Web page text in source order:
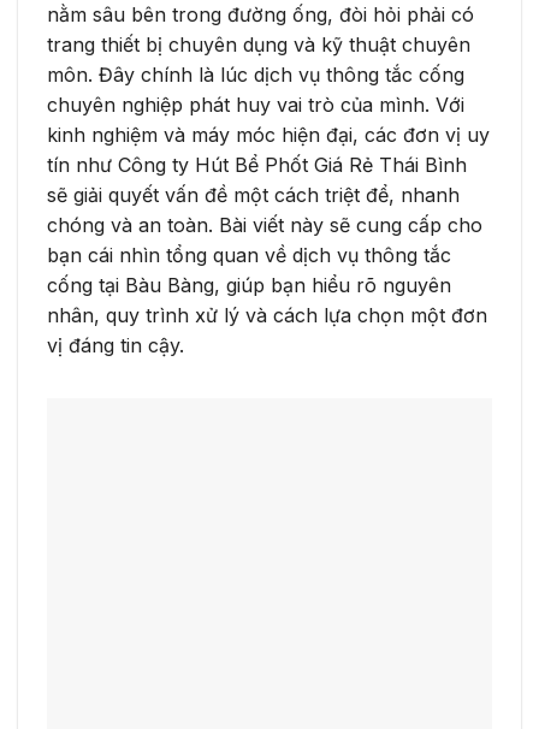
nằm sâu bên trong đường ống, đòi hỏi phải có
trang thiết bị chuyên dụng và kỹ thuật chuyên
môn. Đây chính là lúc dịch vụ thông tắc cống
chuyên nghiệp phát huy vai trò của mình. Với
kinh nghiệm và máy móc hiện đại, các đơn vị uy
tín như Công ty Hút Bể Phốt Giá Rẻ Thái Bình
sẽ giải quyết vấn đề một cách triệt để, nhanh
chóng và an toàn. Bài viết này sẽ cung cấp cho
bạn cái nhìn tổng quan về dịch vụ thông tắc
cống tại Bàu Bàng, giúp bạn hiểu rõ nguyên
nhân, quy trình xử lý và cách lựa chọn một đơn
vị đáng tin cậy.